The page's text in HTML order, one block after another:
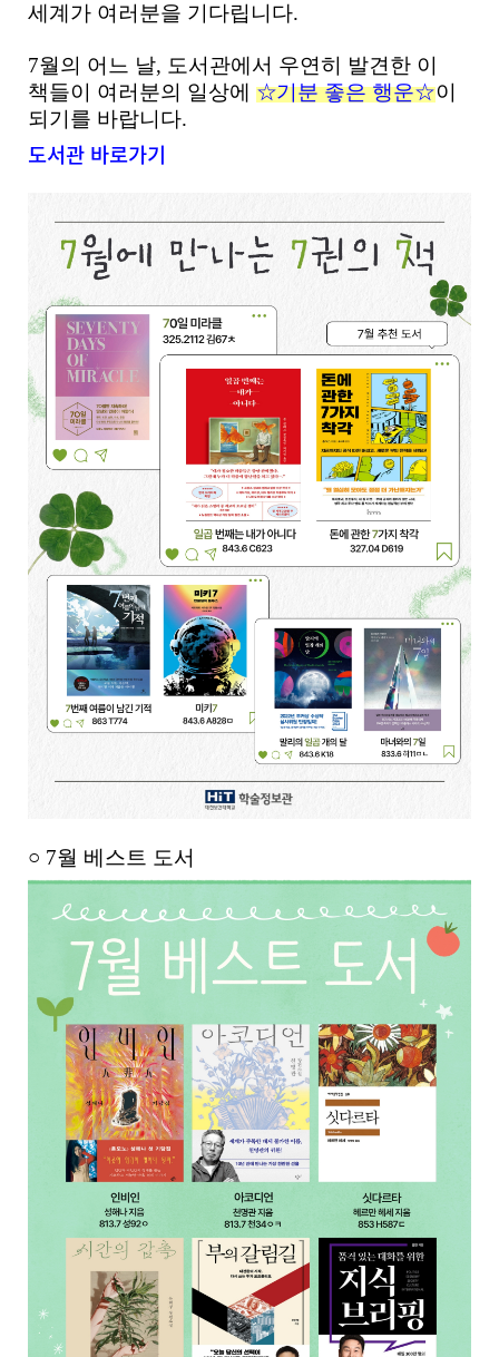
세계가 여러분을 기다립니다.
7월의 어느 날, 도서관에서 우연히 발견한 이
책들이 여러분의 일상에 ☆기분 좋은 행운☆이
되기를 바랍니다.
도서관 바로가기
○ 7월 베스트 도서